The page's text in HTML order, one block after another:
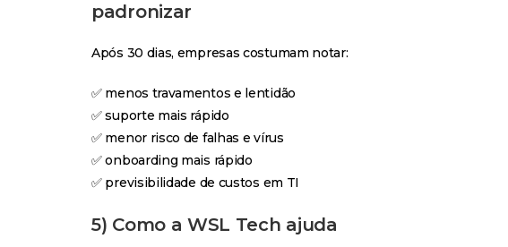
padronizar
Após 30 dias, empresas costumam notar:
✅ menos travamentos e lentidão
✅ suporte mais rápido
✅ menor risco de falhas e vírus
✅ onboarding mais rápido
✅ previsibilidade de custos em TI
5) Como a WSL Tech ajuda